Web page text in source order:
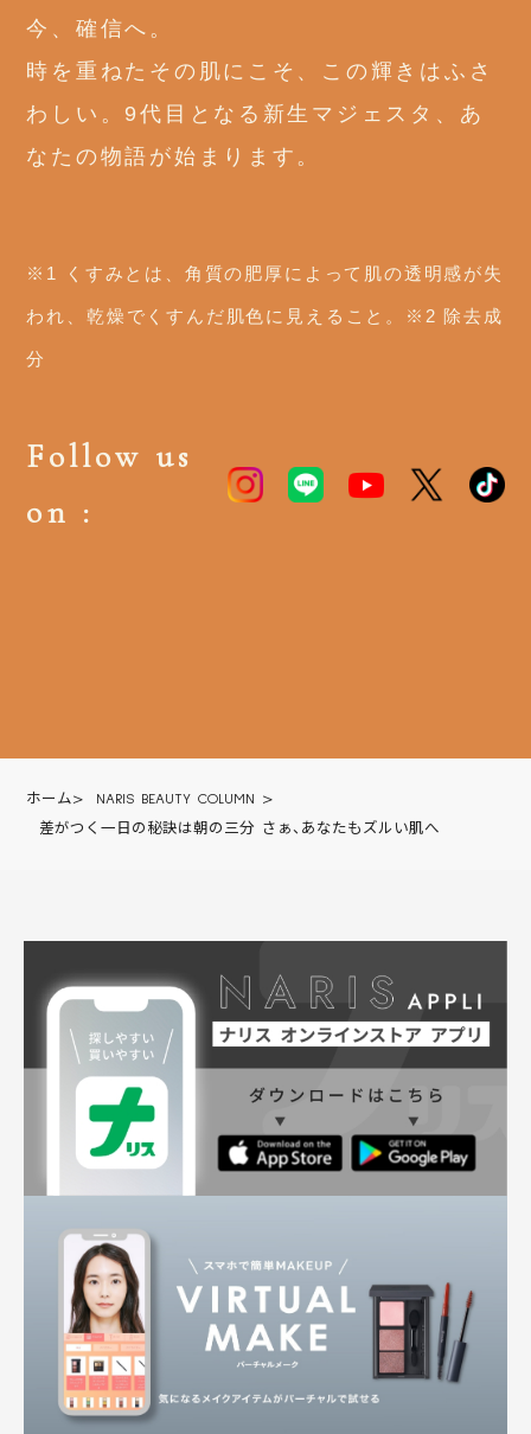
今、確信へ。
時を重ねたその肌にこそ、この輝きはふさ
わしい。9代目となる新生マジェスタ、あ
なたの物語が始まります。
※1 くすみとは、角質の肥厚によって肌の透明感が失
われ、乾燥でくすんだ肌色に見えること。※2 除去成
分
Follow us
on :
ホーム> NARIS BEAUTY COLUMN
>
差がつく一日の秘訣は朝の三分 さぁ、あなたもズルい肌へ